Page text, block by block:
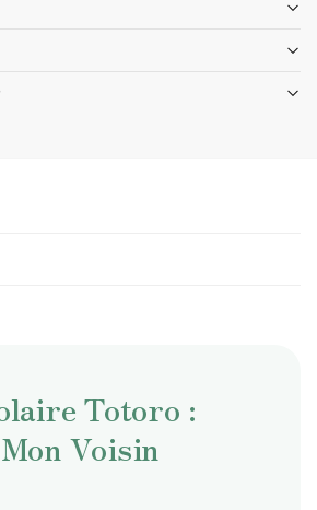
Totoro :
Voisin